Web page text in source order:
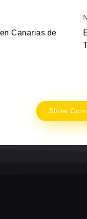
Canarias de
Show